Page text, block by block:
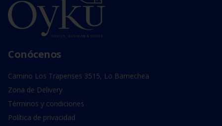
Conócenos
Camino Los Trapenses 3515, Lo Barnechea
Zona de Delivery
Términos y condiciones
Política de privacidad